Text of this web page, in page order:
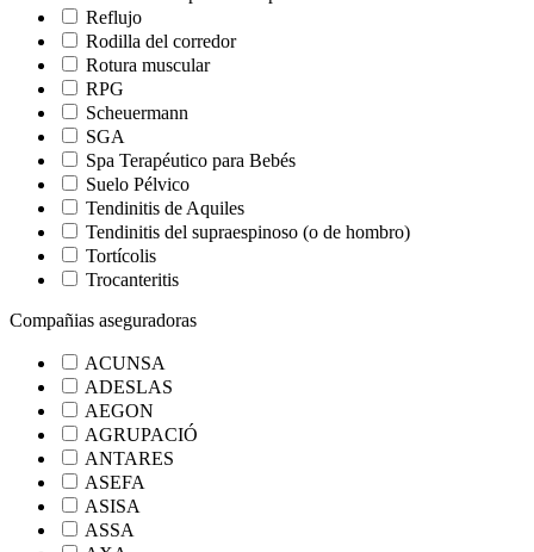
Reflujo
Rodilla del corredor
Rotura muscular
RPG
Scheuermann
SGA
Spa Terapéutico para Bebés
Suelo Pélvico
Tendinitis de Aquiles
Tendinitis del supraespinoso (o de hombro)
Tortícolis
Trocanteritis
Compañias aseguradoras
ACUNSA
ADESLAS
AEGON
AGRUPACIÓ
ANTARES
ASEFA
ASISA
ASSA